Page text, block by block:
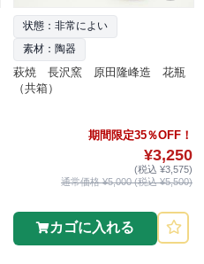
状態：非常によい
素材：陶器
萩焼 長沢窯 原田隆峰造 花瓶
（共箱）
期間限定35％OFF！
¥3,250
(税込 ¥3,575)
通常価格 ¥5,000 (税込 ¥5,500)
カゴに入れる